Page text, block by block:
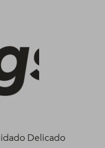
Delicado